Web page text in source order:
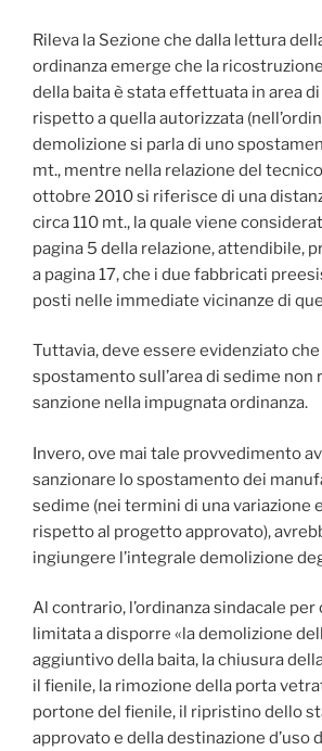
Rileva la Sezione che dalla lettura
ordinanza emerge che la
della baita è stata effettuata in area
rispetto a quella autorizzata
demolizione si parla di uno
mt., mentre nella relazione del
ottobre 2010 si riferisce di una
circa 110 mt., la quale viene
pagina 5 della relazione, attendibile,
a pagina 17, che i due fabbricati
posti nelle immediate vicinanze di
Tuttavia, deve essere evidenziato
spostamento sull’area di sedime
sanzione nella impugnata ordinanza.
Invero, ove mai tale provvedimento
sanzionare lo spostamento dei
sedime (nei termini di una variazione
rispetto al progetto approvato),
ingiungere l’integrale demolizione
Al contrario, l’ordinanza sindacale per
limitata a disporre «la demolizione
aggiuntivo della baita, la chiusura
il fienile, la rimozione della porta
portone del fienile, il ripristino dello
approvato e della destinazione d’uso